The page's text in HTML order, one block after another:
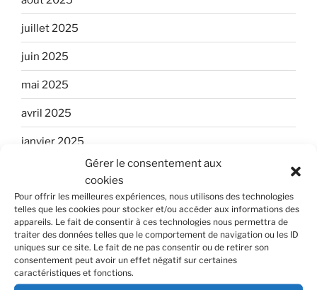
Gérer le consentement aux
cookies
Pour offrir les meilleures expériences, nous utilisons des technologies
telles que les cookies pour stocker et/ou accéder aux informations des
appareils. Le fait de consentir à ces technologies nous permettra de
traiter des données telles que le comportement de navigation ou les ID
uniques sur ce site. Le fait de ne pas consentir ou de retirer son
consentement peut avoir un effet négatif sur certaines
caractéristiques et fonctions.
juillet 2025
juin 2025
mai 2025
avril 2025
janvier 2025
décembre 2024
août 2024
juillet 2024
juin 2024
mai 2024